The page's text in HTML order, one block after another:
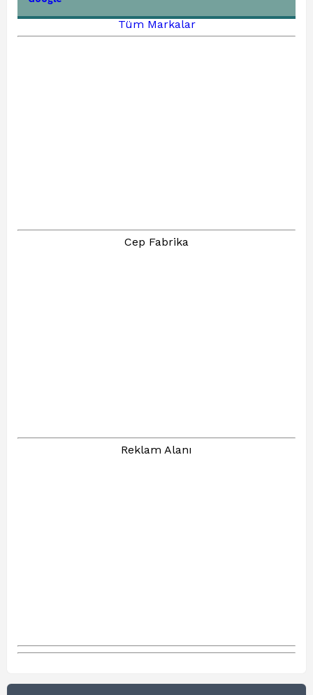
Tüm Markalar
Cep Fabrika
Reklam Alanı